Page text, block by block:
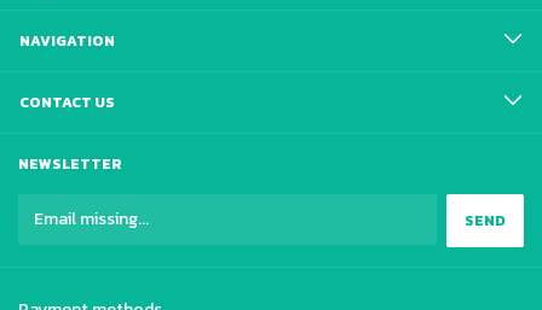
NAVIGATION
CONTACT US
NEWSLETTER